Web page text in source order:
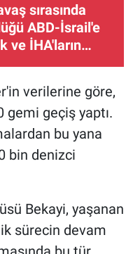
sırasında
ABD-İsrail'e
ve İHA'ların
sergiledi
verilerine göre,
gemi geçiş yaptı.
bu yana
bin denizci
Bekayi, yaşanan
sürecin devam